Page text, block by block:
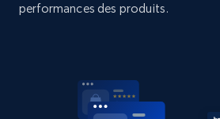
performances des produits.